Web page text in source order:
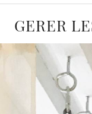
GERER